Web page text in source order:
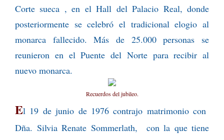
Corte sueca , en el Hall del Palacio Real, donde
posteriormente se celebró el tradicional elogio al
monarca fallecido. Más de 25.000 personas se
reunieron en el Puente del Norte para recibir al
nuevo monarca.
Recuerdos del jubileo.
El 19 de junio de 1976 contrajo matrimonio con
Dña. Silvia Renate Sommerlath, con la que tiene